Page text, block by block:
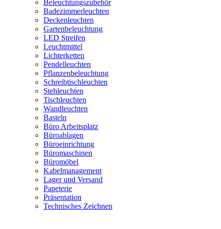
Beleuchtungszubehör
Badezimmerleuchten
Deckenleuchten
Gartenbeleuchtung
LED Streifen
Leuchtmittel
Lichterketten
Pendelleuchten
Pflanzenbeleuchtung
Schreibtischleuchten
Stehleuchten
Tischleuchten
Wandleuchten
Basteln
Büro Arbeitsplatz
Büroablagen
Büroeinrichtung
Büromaschinen
Büromöbel
Kabelmanagement
Lager und Versand
Papeterie
Präsentation
Technisches Zeichnen